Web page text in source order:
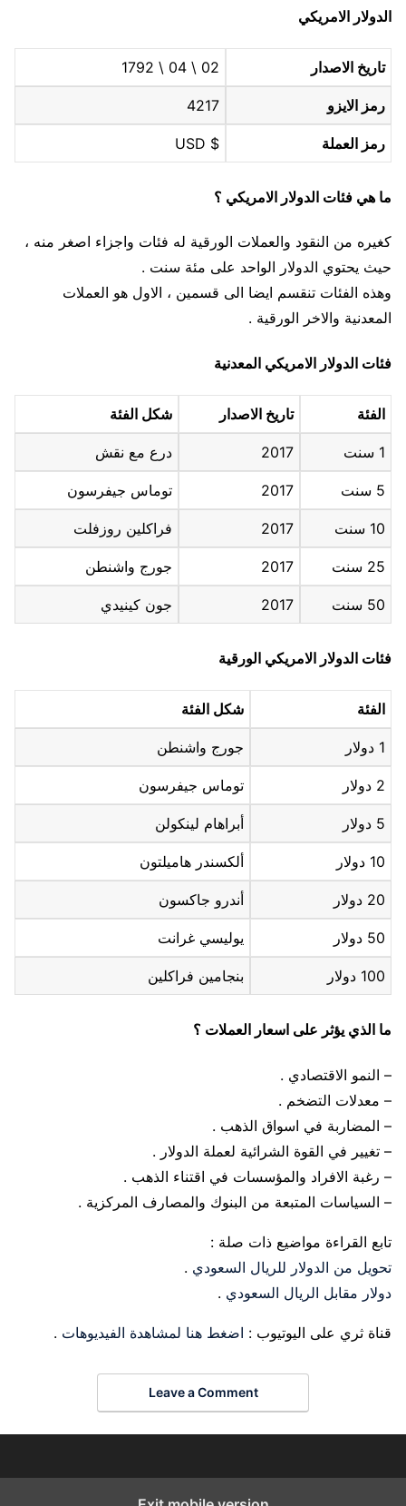
الدولار الامريكي
تاريخ الاصدار 02 \ 04 \ 1792
رمز الايزو 4217
رمز العملة $ USD
ما هي فئات الدولار الامريكي ؟
كغيره من النقود والعملات الورقية له فئات واجزاء اصغر منه ،
حيث يحتوي الدولار الواحد على مئة سنت .
وهذه الفئات تنقسم ايضا الى قسمين ، الاول هو العملات
المعدنية والاخر الورقية .
فئات الدولار الامريكي المعدنية
الفئة تاريخ الاصدار شكل الفئة
1 سنت 2017 درع مع نقش
5 سنت 2017 توماس جيفرسون
10 سنت 2017 فراكلين روزفلت
25 سنت 2017 جورج واشنطن
50 سنت 2017 جون كينيدي
فئات الدولار الامريكي الورقية
الفئة شكل الفئة
1 دولار جورج واشنطن
2 دولار توماس جيفرسون
5 دولار أبراهام لينكولن
10 دولار ألكسندر هاميلتون
20 دولار أندرو جاكسون
50 دولار يوليسي غرانت
100 دولار بنجامين فراكلين
ما الذي يؤثر على اسعار العملات ؟
– النمو الاقتصادي .
– معدلات التضخم .
– المضاربة في اسواق الذهب .
– تغيير في القوة الشرائية لعملة الدولار .
– رغبة الافراد والمؤسسات في اقتناء الذهب .
– السياسات المتبعة من البنوك والمصارف المركزية .
تابع القراءة مواضيع ذات صلة :
تحويل من الدولار للريال السعودي .
دولار مقابل الريال السعودي .
قناة ثري على اليوتيوب : اضغط هنا لمشاهدة الفيديوهات .
Leave a Comment